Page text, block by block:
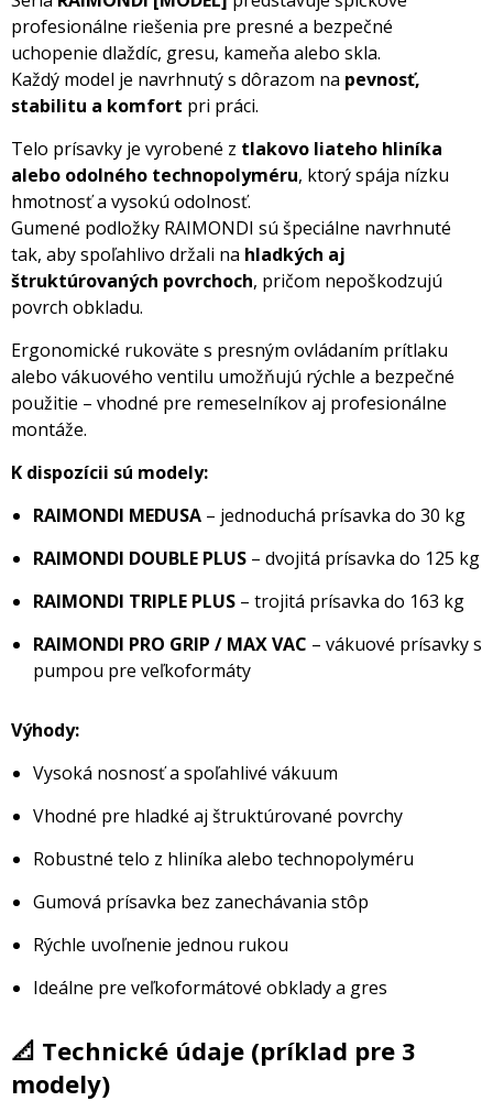
profesionálne riešenia pre presné a bezpečné
uchopenie dlaždíc, gresu, kameňa alebo skla.
Každý model je navrhnutý s dôrazom na pevnosť,
stabilitu a komfort pri práci.
Telo prísavky je vyrobené z tlakovo liateho hliníka
alebo odolného technopolyméru, ktorý spája nízku
hmotnosť a vysokú odolnosť.
Gumené podložky RAIMONDI sú špeciálne navrhnuté
tak, aby spoľahlivo držali na hladkých aj
štruktúrovaných povrchoch, pričom nepoškodzujú
povrch obkladu.
Ergonomické rukoväte s presným ovládaním prítlaku
alebo vákuového ventilu umožňujú rýchle a bezpečné
použitie – vhodné pre remeselníkov aj profesionálne
montáže.
K dispozícii sú modely:
RAIMONDI MEDUSA – jednoduchá prísavka do 30 kg
RAIMONDI DOUBLE PLUS – dvojitá prísavka do 125 kg
RAIMONDI TRIPLE PLUS – trojitá prísavka do 163 kg
RAIMONDI PRO GRIP / MAX VAC – vákuové prísavky s
pumpou pre veľkoformáty
Výhody:
Vysoká nosnosť a spoľahlivé vákuum
Vhodné pre hladké aj štruktúrované povrchy
Robustné telo z hliníka alebo technopolyméru
Gumová prísavka bez zanechávania stôp
Rýchle uvoľnenie jednou rukou
Ideálne pre veľkoformátové obklady a gres
📐 Technické údaje (príklad pre 3
modely)